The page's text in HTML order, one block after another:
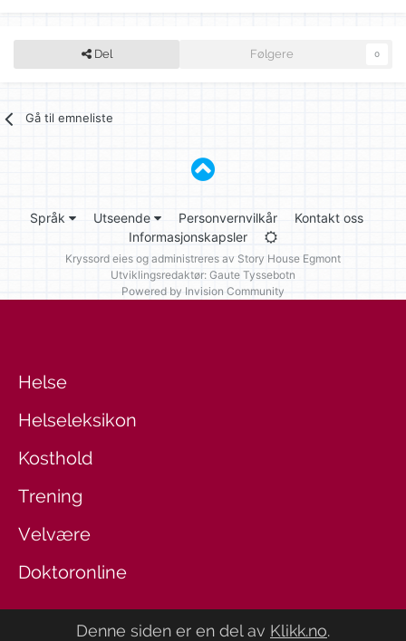
Del Følgere 0
Gå til emneliste
Språk Utseende Personvernvilkår
Kontakt oss
Informasjonskapsler
Kryssord eies og administreres av Story House Egmont
Utviklingsredaktør: Gaute Tyssebotn
Powered by Invision Community
Helse
Helseleksikon
Kosthold
Trening
Velvære
Doktoronline
Denne siden er en del av Klikk.no.